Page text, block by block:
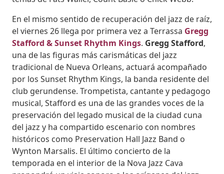
En el mismo sentido de recuperación del jazz de raíz,
el viernes 26 llega por primera vez a Terrassa Gregg
Stafford & Sunset Rhythm Kings. Gregg Stafford,
una de las figuras más carismáticas del jazz
tradicional de Nueva Orleans, actuará acompañado
por los Sunset Rhythm Kings, la banda residente del
club gerundense. Trompetista, cantante y pedagogo
musical, Stafford es una de las grandes voces de la
preservación del legado musical de la ciudad cuna
del jazz y ha compartido escenario con nombres
históricos como Preservation Hall Jazz Band o
Wynton Marsalis. El último concierto de la
temporada en el interior de la Nova Jazz Cava